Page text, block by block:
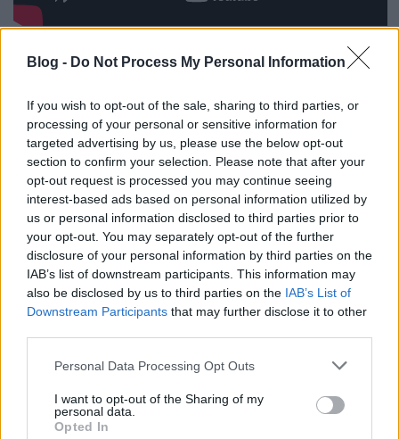
Blog - Do Not Process My Personal Information
If you wish to opt-out of the sale, sharing to third parties, or
processing of your personal or sensitive information for
targeted advertising by us, please use the below opt-out
section to confirm your selection. Please note that after your
opt-out request is processed you may continue seeing
interest-based ads based on personal information utilized by
us or personal information disclosed to third parties prior to
your opt-out. You may separately opt-out of the further
disclosure of your personal information by third parties on the
IAB’s list of downstream participants. This information may
also be disclosed by us to third parties on the IAB’s List of
Downstream Participants that may further disclose it to other
Please note that this website/app uses one or more Google
not limited to your visit or usage behaviour. You may click to
grant or deny consent to Google and its third-party tags to
Personal Data Processing Opt Outs
I want to opt-out of the Sharing of my
personal data.
Opted In
zabálni... Érdekes, hogy az s-eket néha jól ejti,
Autokoncert - Litera
2011. szeptember 29.